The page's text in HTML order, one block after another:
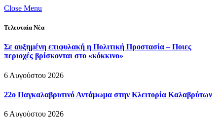
Close Menu
Τελευταία Νέα
Σε αυξημένη επιφυλακή η Πολιτική Προστασία – Ποιες
περιοχές βρίσκονται στο «κόκκινο»
6 Αυγούστου 2026
22ο Παγκαλαβρυτινό Αντάμωμα στην Κλειτορία Καλαβρύτων
6 Αυγούστου 2026